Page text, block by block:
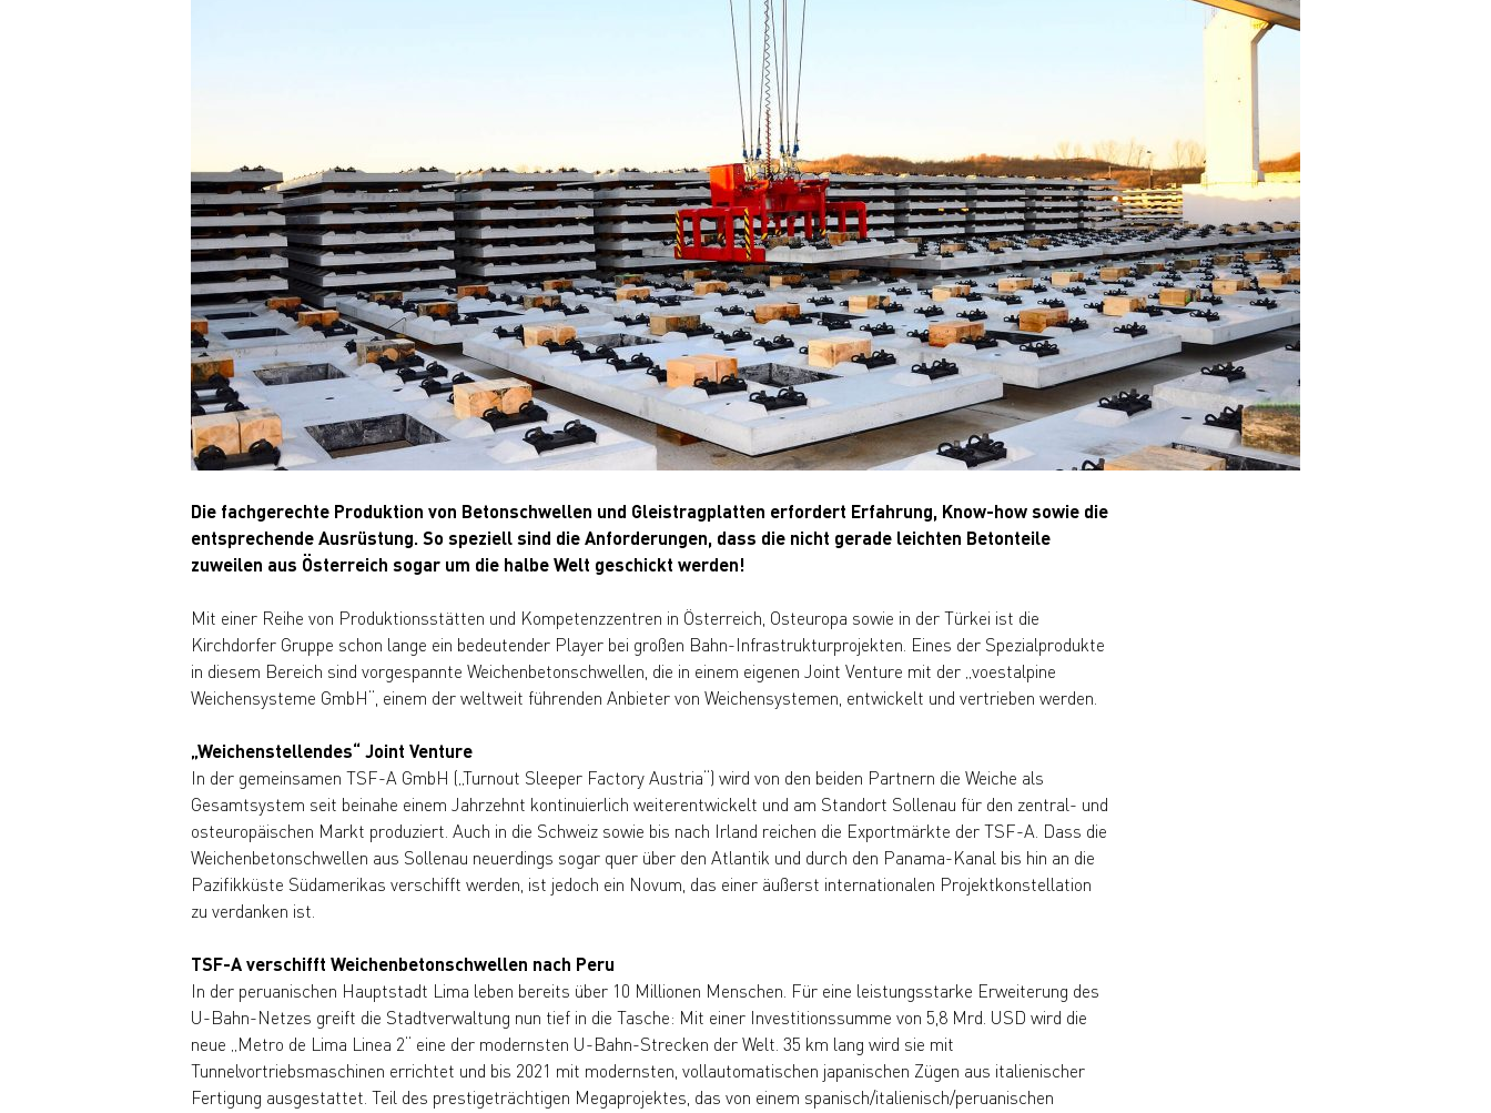
Die fachgerechte Produktion von Betonschwellen und Gleistragplatten erfordert Erfahrung, Know-how sowie die
entsprechende Ausrüstung. So speziell sind die Anforderungen, dass die nicht gerade leichten Betonteile
zuweilen aus Österreich sogar um die halbe Welt geschickt werden!
Mit einer Reihe von Produktionsstätten und Kompetenzzentren in Österreich, Osteuropa sowie in der Türkei ist die
Kirchdorfer Gruppe schon lange ein bedeutender Player bei großen Bahn-Infrastrukturprojekten. Eines der Spezialprodukte
in diesem Bereich sind vorgespannte Weichenbetonschwellen, die in einem eigenen Joint Venture mit der „voestalpine
Weichensysteme GmbH“, einem der weltweit führenden Anbieter von Weichensystemen, entwickelt und vertrieben werden.
„Weichenstellendes“ Joint Venture
In der gemeinsamen TSF-A GmbH („Turnout Sleeper Factory Austria“) wird von den beiden Partnern die Weiche als
Gesamtsystem seit beinahe einem Jahrzehnt kontinuierlich weiterentwickelt und am Standort Sollenau für den zentral- und
osteuropäischen Markt produziert. Auch in die Schweiz sowie bis nach Irland reichen die Exportmärkte der TSF-A. Dass die
Weichenbetonschwellen aus Sollenau neuerdings sogar quer über den Atlantik und durch den Panama-Kanal bis hin an die
Pazifikküste Südamerikas verschifft werden, ist jedoch ein Novum, das einer äußerst internationalen Projektkonstellation
zu verdanken ist.
TSF-A verschifft Weichenbetonschwellen nach Peru
In der peruanischen Hauptstadt Lima leben bereits über 10 Millionen Menschen. Für eine leistungsstarke Erweiterung des
U-Bahn-Netzes greift die Stadtverwaltung nun tief in die Tasche: Mit einer Investitionssumme von 5,8 Mrd. USD wird die
neue „Metro de Lima Linea 2“ eine der modernsten U-Bahn-Strecken der Welt. 35 km lang wird sie mit
Tunnelvortriebsmaschinen errichtet und bis 2021 mit modernsten, vollautomatischen japanischen Zügen aus italienischer
Fertigung ausgestattet. Teil des prestigeträchtigen Megaprojektes, das von einem spanisch/italienisch/peruanischen